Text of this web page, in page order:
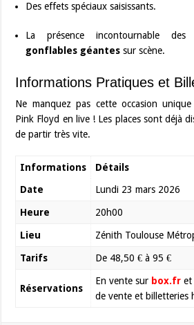
Des effets spéciaux saisissants.
La présence incontournable des
gonflables géantes sur scène.
Informations Pratiques et
Ne manquez pas cette occasion unique
Pink Floyd en live ! Les places sont déjà
de partir très vite.
Informations
Détails
Date
Lundi 23 mars 2026
Heure 20h00
Lieu Zénith Toulouse
Tarifs De 48,50 € à 95 €
Réservations
En vente sur box.fret
de vente et billetteries